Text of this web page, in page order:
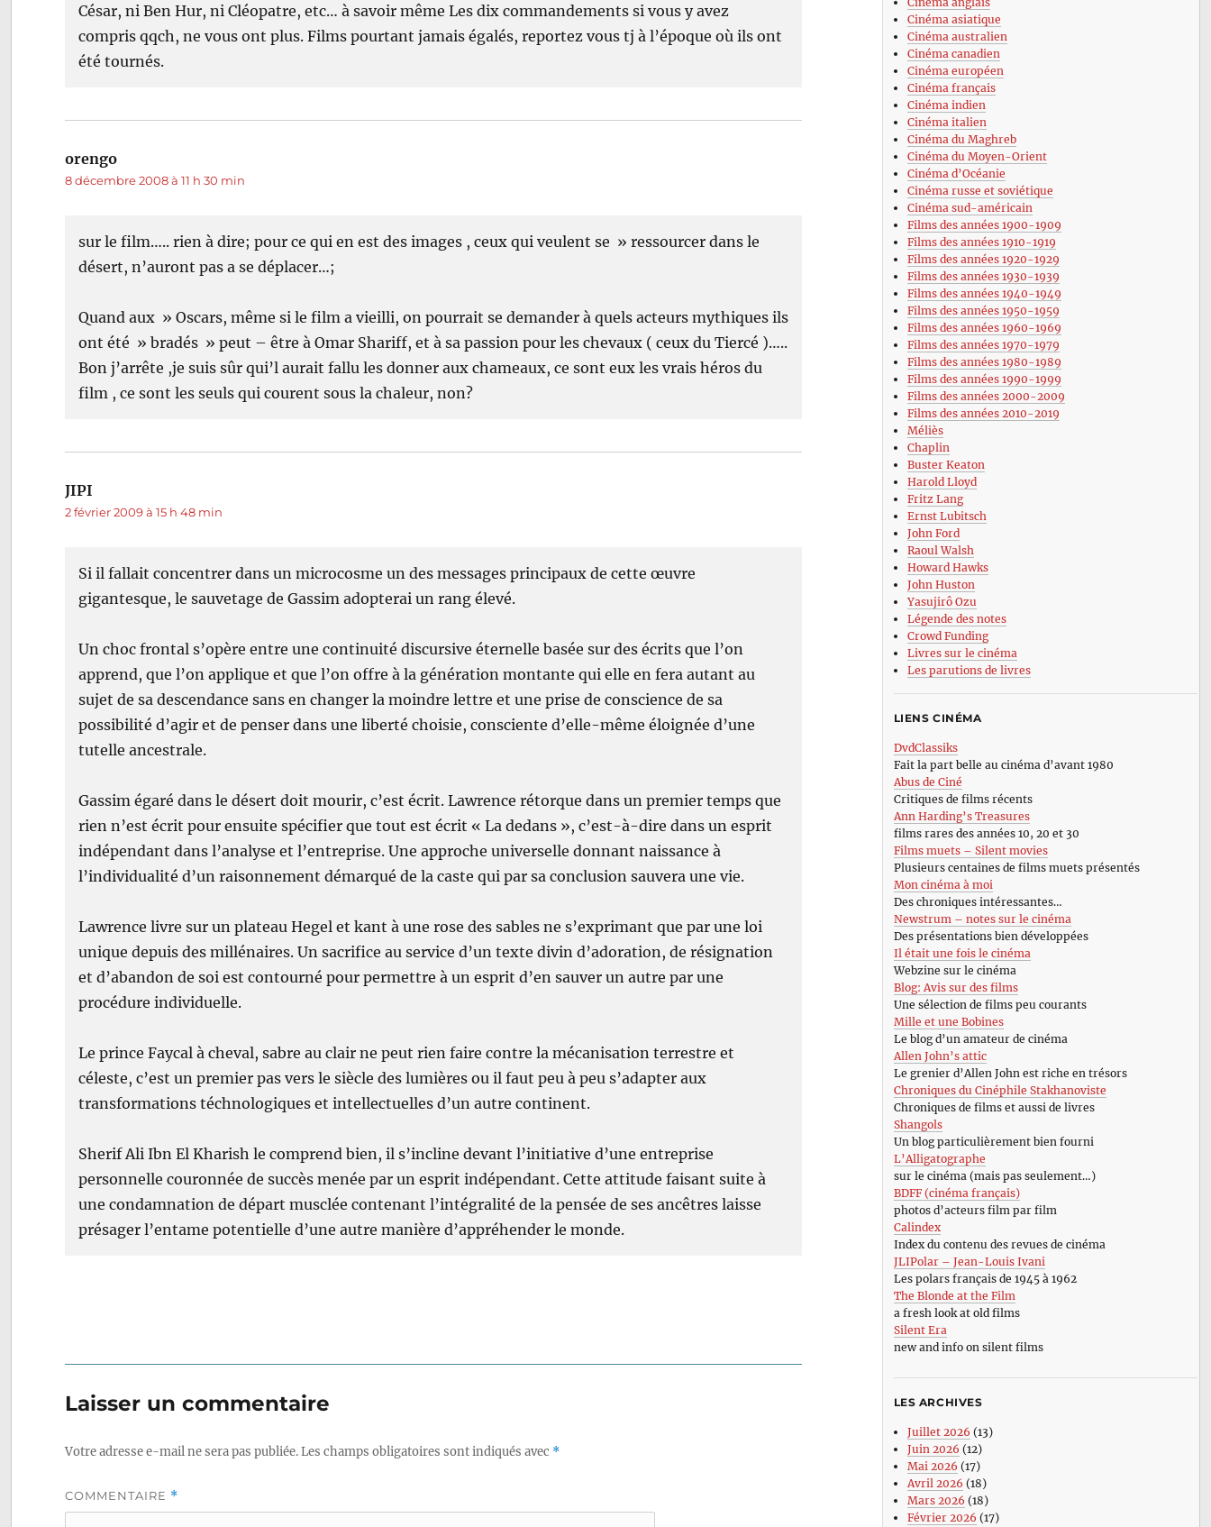
César, ni Ben Hur, ni Cléopatre, etc… à savoir même Les dix commandements si vous y avez
compris qqch, ne vous ont plus. Films pourtant jamais égalés, reportez vous tj à l’époque où ils ont
été tournés.
orengo
8 décembre 2008 à 11 h 30 min
sur le film….. rien à dire; pour ce qui en est des images , ceux qui veulent se » ressourcer dans le
désert, n’auront pas a se déplacer…;
Quand aux » Oscars, même si le film a vieilli, on pourrait se demander à quels acteurs mythiques ils
ont été » bradés » peut – être à Omar Shariff, et à sa passion pour les chevaux ( ceux du Tiercé )…..
Bon j’arrête ,je suis sûr qui’l aurait fallu les donner aux chameaux, ce sont eux les vrais héros du
film , ce sont les seuls qui courent sous la chaleur, non?
JIPI
2 février 2009 à 15 h 48 min
Si il fallait concentrer dans un microcosme un des messages principaux de cette œuvre
gigantesque, le sauvetage de Gassim adopterai un rang élevé.
Un choc frontal s’opère entre une continuité discursive éternelle basée sur des écrits que l’on
apprend, que l’on applique et que l’on offre à la génération montante qui elle en fera autant au
sujet de sa descendance sans en changer la moindre lettre et une prise de conscience de sa
possibilité d’agir et de penser dans une liberté choisie, consciente d’elle-même éloignée d’une
tutelle ancestrale.
Gassim égaré dans le désert doit mourir, c’est écrit. Lawrence rétorque dans un premier temps que
rien n’est écrit pour ensuite spécifier que tout est écrit « La dedans », c’est-à-dire dans un esprit
indépendant dans l’analyse et l’entreprise. Une approche universelle donnant naissance à
l’individualité d’un raisonnement démarqué de la caste qui par sa conclusion sauvera une vie.
Lawrence livre sur un plateau Hegel et kant à une rose des sables ne s’exprimant que par une loi
unique depuis des millénaires. Un sacrifice au service d’un texte divin d’adoration, de résignation
et d’abandon de soi est contourné pour permettre à un esprit d’en sauver un autre par une
procédure individuelle.
Le prince Faycal à cheval, sabre au clair ne peut rien faire contre la mécanisation terrestre et
céleste, c’est un premier pas vers le siècle des lumières ou il faut peu à peu s’adapter aux
transformations téchnologiques et intellectuelles d’un autre continent.
Sherif Ali Ibn El Kharish le comprend bien, il s’incline devant l’initiative d’une entreprise
personnelle couronnée de succès menée par un esprit indépendant. Cette attitude faisant suite à
une condamnation de départ musclée contenant l’intégralité de la pensée de ses ancêtres laisse
présager l’entame potentielle d’une autre manière d’appréhender le monde.
Laisser un commentaire
Votre adresse e-mail ne sera pas publiée.Les champs obligatoires sont indiqués avec *
COMMENTAIRE *
Cinéma asiatique
Cinéma australien
Cinéma canadien
Cinéma européen
Cinéma français
Cinéma indien
Cinéma italien
Cinéma du Maghreb
Cinéma du Moyen-Orient
Cinéma d’Océanie
Cinéma russe et soviétique
Cinéma sud-américain
Films des années 1900-1909
Films des années 1910-1919
Films des années 1920-1929
Films des années 1930-1939
Films des années 1940-1949
Films des années 1950-1959
Films des années 1960-1969
Films des années 1970-1979
Films des années 1980-1989
Films des années 1990-1999
Films des années 2000-2009
Films des années 2010-2019
Méliès
Chaplin
Buster Keaton
Harold Lloyd
Fritz Lang
Ernst Lubitsch
John Ford
Raoul Walsh
Howard Hawks
John Huston
Yasujirô Ozu
Légende des notes
Crowd Funding
Livres sur le cinéma
Les parutions de livres
LIENS CINÉMA
DvdClassiks
Fait la part belle au cinéma d’avant 1980
Abus de Ciné
Critiques de films récents
Ann Harding’s Treasures
films rares des années 10, 20 et 30
Films muets – Silent movies
Plusieurs centaines de films muets présentés
Mon cinéma à moi
Des chroniques intéressantes…
Newstrum – notes sur le cinéma
Des présentations bien développées
Il était une fois le cinéma
Webzine sur le cinéma
Blog: Avis sur des films
Une sélection de films peu courants
Mille et une Bobines
Le blog d’un amateur de cinéma
Allen John’s attic
Le grenier d’Allen John est riche en trésors
Chroniques du Cinéphile Stakhanoviste
Chroniques de films et aussi de livres
Shangols
Un blog particulièrement bien fourni
L’Alligatographe
sur le cinéma (mais pas seulement…)
BDFF (cinéma français)
photos d’acteurs film par film
Calindex
Index du contenu des revues de cinéma
JLIPolar – Jean-Louis Ivani
Les polars français de 1945 à 1962
The Blonde at the Film
a fresh look at old films
Silent Era
new and info on silent films
LES ARCHIVES
Juillet 2026 (13)
Juin 2026 (12)
Mai 2026 (17)
Avril 2026 (18)
Mars 2026 (18)
Février 2026 (17)